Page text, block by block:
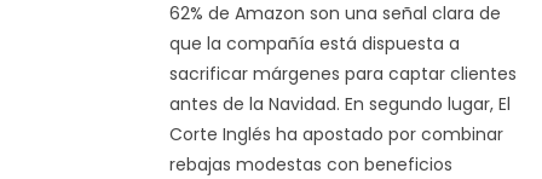
62% de Amazon son una señal clara de
que la compañía está dispuesta a
sacrificar márgenes para captar clientes
antes de la Navidad. En segundo lugar, El
Corte Inglés ha apostado por combinar
rebajas modestas con beneficios